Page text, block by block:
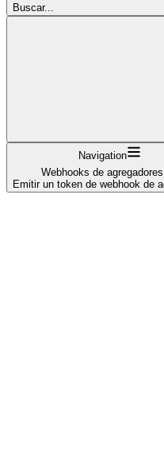
Buscar...
Navigation
Webhooks de agregadores
Emitir un token de webhook de